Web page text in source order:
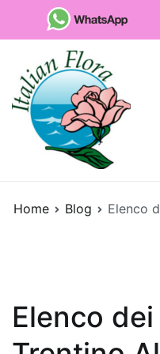
contenuto
Home Blog Elenco
Elenco